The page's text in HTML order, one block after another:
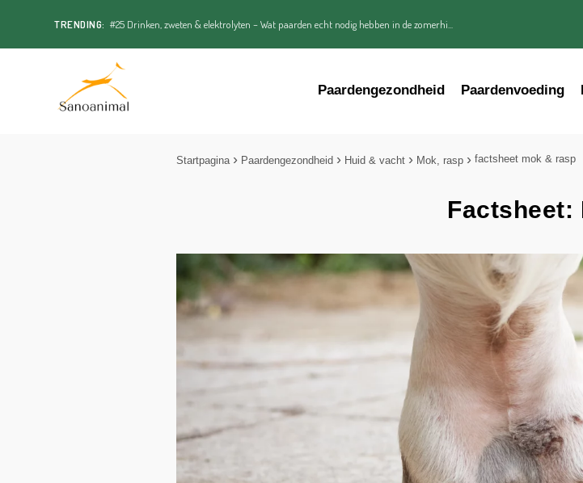
TRENDING: #25 Drinken, zweten & elektrolyten – Wat paarden echt nodig hebben in de zomerhi...
Paardengezondheid Paardenvoeding
Startpagina Paardengezondheid Huid & vacht Mok, rasp factsheet mok & rasp
Factsheet: